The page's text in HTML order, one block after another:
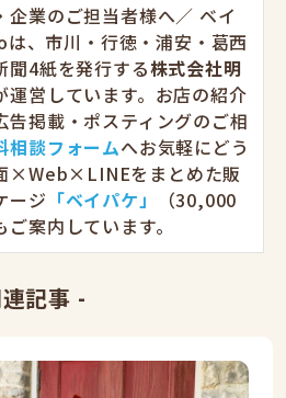
企業のご担当者様へ／ ベイ
、市川・行徳・浦安・葛西
聞4紙を発行する株式会社明
運営しています。お店の紹介
告掲載・ポスティングのご相
相談フォームへお気軽にどう
×Web×LINEをまとめた販
ージ 「ベイパケ」
（30,000
ご案内しています。
記事 -